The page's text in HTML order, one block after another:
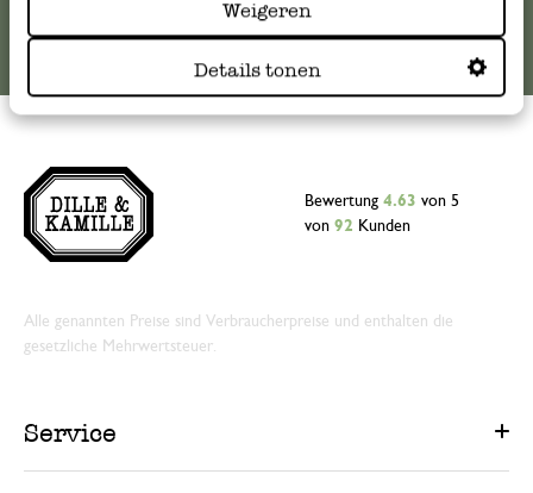
Weigeren
Details tonen
Bewertung 4.63 von 5
von 92 Kunden
Alle genannten Preise sind Verbraucherpreise und enthalten die
gesetzliche Mehrwertsteuer.
Service